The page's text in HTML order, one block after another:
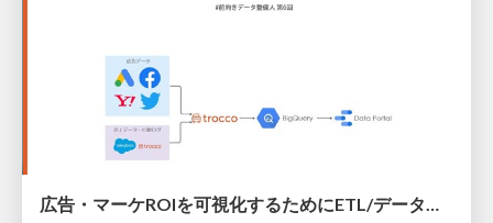
広告・マーケROIを可視化するためにETL/データ整備した話